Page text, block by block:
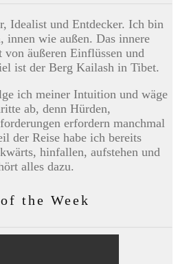
Idealist und Entdecker. Ich bin
innen wie außen. Das innere
äußeren Einflüssen und
ist der Berg Kailash in Tibet.
ich meiner Intuition und wäge
ab, denn Hürden,
erfordern manchmal
der Reise habe ich bereits
hinfallen, aufstehen und
alles dazu.
the Week